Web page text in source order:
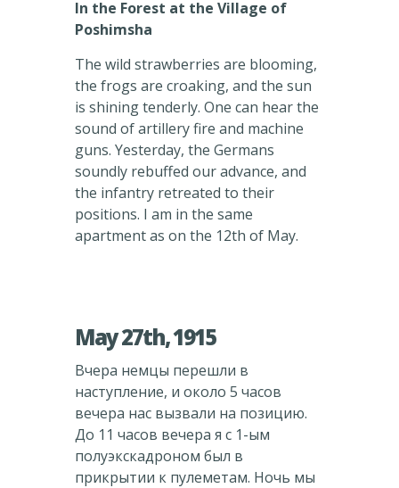
In the Forest at the Village of
Poshimsha
The wild strawberries are blooming,
the frogs are croaking, and the sun
is shining tenderly. One can hear the
sound of artillery fire and machine
guns. Yesterday, the Germans
soundly rebuffed our advance, and
the infantry retreated to their
positions. I am in the same
apartment as on the 12th of May.
May 27th, 1915
Вчера немцы перешли в
наступление, и около 5 часов
вечера нас вызвали на позицию.
До 11 часов вечера я с 1-ым
полуэкскадроном был в
прикрытии к пулеметам. Ночь мы